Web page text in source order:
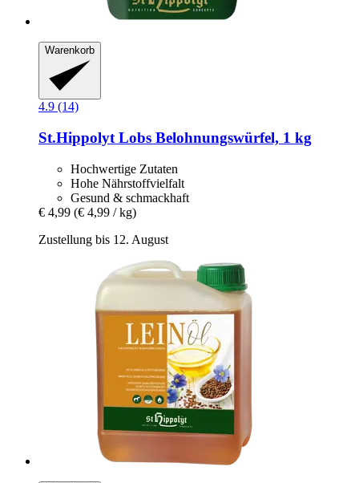
Warenkorb
4.9 (14)
St.Hippolyt Lobs Belohnungswürfel, 1 kg
Hochwertige Zutaten
Hohe Nährstoffvielfalt
Gesund & schmackhaft
€ 4,99 (€ 4,99 / kg)
Zustellung bis 12. August